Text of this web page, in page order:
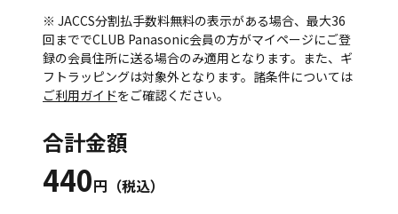
※ JACCS分割払手数料無料の表示がある場合、最大36
回まででCLUB Panasonic会員の方がマイページにご登
録の会員住所に送る場合のみ適用となります。また、ギ
フトラッピングは対象外となります。諸条件については
ご利用ガイドをご確認ください。
合計金額
440円（税込）